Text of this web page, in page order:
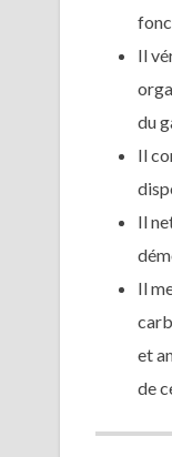
Il
du
Il
Il
Il
et
de